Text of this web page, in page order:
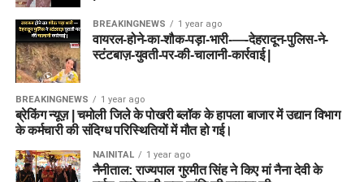
BREAKINGNEWS 1 year ago
वायरल-होने-का-शौक-पड़ा-भारी-—-देहरादून-पुलिस-ने-
स्टंटबाज़-युवती-पर-की-चालानी-कार्रवाई |
BREAKINGNEWS 1 year ago
ब्रेकिंग न्यूज़ | चमोली जिले के पोखरी ब्लॉक के हापला बाजार में उद्यान विभाग
के कर्मचारी की संदिग्ध परिस्थितियों में मौत हो गई।
NAINITAL 1 year ago
नैनीताल: राज्यपाल गुरमीत सिंह ने किए मां नैना देवी के